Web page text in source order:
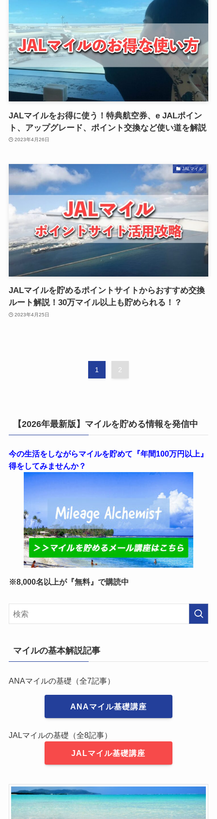
JALマイルをお得に使う！特典航空券、e JALポイン
ト、アップグレード、ポイント交換など使い道を解説
2023年4月26日
JALマイル
JALマイルを貯めるポイントサイトからおすすめ交換
ルート解説！30万マイル以上も貯められる！？
2023年4月25日
1 2
【2026年最新版】マイルを貯める情報を発信中
今の生活をしながらマイルを貯めて『年間100万円以上』
得をしてみませんか？
※8,000名以上が『無料』で購読中
マイルの基本解説記事
ANAマイルの基礎（全7記事）
ANAマイル基礎講座
JALマイルの基礎（全8記事）
JALマイル基礎講座